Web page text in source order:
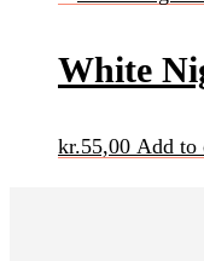
White
kr.55,00 Add to